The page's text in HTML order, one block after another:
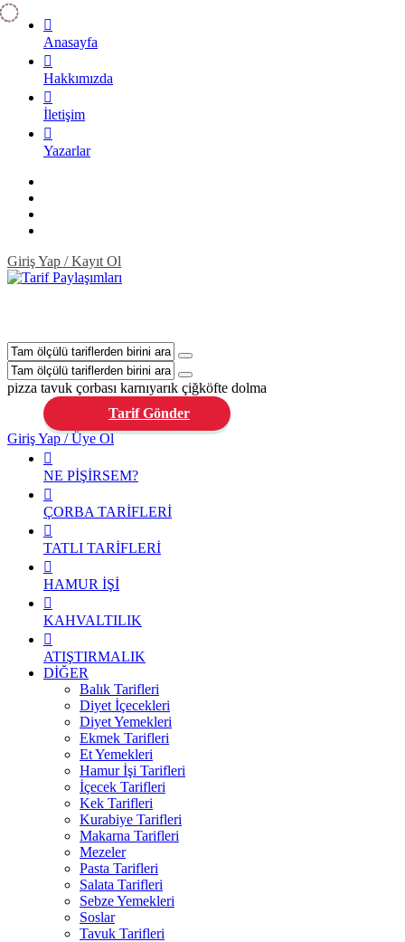
Anasayfa
Hakkımızda
İletişim
Yazarlar
Giriş Yap / Kayıt Ol
pizza tavuk çorbası karnıyarık çiğköfte dolma
Tarif Gönder
Giriş Yap / Üye Ol
NE PİŞİRSEM?
ÇORBA TARİFLERİ
TATLI TARİFLERİ
HAMUR İŞİ
KAHVALTILIK
ATIŞTIRMALIK
DİĞER
Balık Tarifleri
Diyet İçecekleri
Diyet Yemekleri
Ekmek Tarifleri
Et Yemekleri
Hamur İşi Tarifleri
İçecek Tarifleri
Kek Tarifleri
Kurabiye Tarifleri
Makarna Tarifleri
Mezeler
Pasta Tarifleri
Salata Tarifleri
Sebze Yemekleri
Soslar
Tavuk Tarifleri